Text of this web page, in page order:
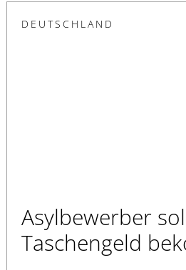
DEUTSCHLAND
Asylbewerber
Taschengeld